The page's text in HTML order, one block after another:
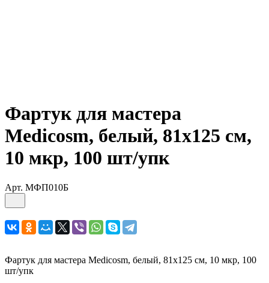
Фартук для мастера
Medicosm, белый, 81х125 см,
10 мкр, 100 шт/упк
Арт. МФП010Б
Фартук для мастера Medicosm, белый, 81х125 см, 10 мкр, 100
шт/упк